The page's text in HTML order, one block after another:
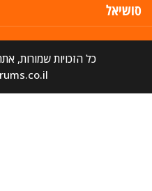
סושיאל
כל הזכויות שמורות,